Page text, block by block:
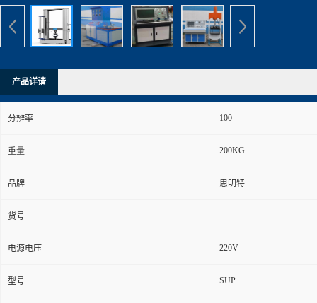
产品详请
分辨率 100
重量 200KG
品牌 思明特
货号
电源电压 220V
型号 SUP